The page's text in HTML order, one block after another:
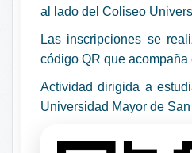
al lado del Coliseo
Las inscripciones se
código QR que
Actividad dirigida a
Universidad Mayor de